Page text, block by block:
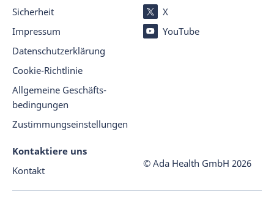
Sicherheit
Impressum
Datenschutz­er­klärung
Cookie-Richtlinie
Allgemeine Geschäfts­
beding­ungen
Zustimmungseinstellungen
X
YouTube
Kontaktiere uns
Kontakt
© Ada Health GmbH 2026